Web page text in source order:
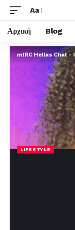
Aa
Αρχική Blog
LIFESTYLE